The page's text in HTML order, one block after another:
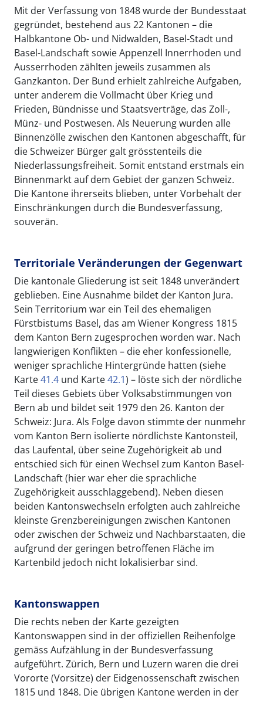
Mit der Verfassung von 1848 wurde der Bundesstaat
gegründet, bestehend aus 22 Kantonen – die
Halbkantone Ob- und Nidwalden, Basel-Stadt und
Basel-Landschaft sowie Appenzell Innerrhoden und
Ausserrhoden zählten jeweils zusammen als
Ganzkanton. Der Bund erhielt zahlreiche Aufgaben,
unter anderem die Vollmacht über Krieg und
Frieden, Bündnisse und Staatsverträge, das Zoll-,
Münz- und Postwesen. Als Neuerung wurden alle
Binnenzölle zwischen den Kantonen abgeschafft, für
die Schweizer Bürger galt grösstenteils die
Niederlassungsfreiheit. Somit entstand erstmals ein
Binnenmarkt auf dem Gebiet der ganzen Schweiz.
Die Kantone ihrerseits blieben, unter Vorbehalt der
Einschränkungen durch die Bundesverfassung,
souverän.
Territoriale Veränderungen der Gegenwart
Die kantonale Gliederung ist seit 1848 unverändert
geblieben. Eine Ausnahme bildet der Kanton Jura.
Sein Territorium war ein Teil des ehemaligen
Fürstbistums Basel, das am Wiener Kongress 1815
dem Kanton Bern zugesprochen worden war. Nach
langwierigen Konflikten – die eher konfessionelle,
weniger sprachliche Hintergründe hatten (siehe
Karte41.4 und Karte42.1) – löste sich der nördliche
Teil dieses Gebiets über Volksabstimmungen von
Bern ab und bildet seit 1979 den 26. Kanton der
Schweiz: Jura. Als Folge davon stimmte der nunmehr
vom Kanton Bern isolierte nördlichste Kantonsteil,
das Laufental, über seine Zugehörigkeit ab und
entschied sich für einen Wechsel zum Kanton Basel-
Landschaft (hier war eher die sprachliche
Zugehörigkeit ausschlaggebend). Neben diesen
beiden Kantonswechseln erfolgten auch zahlreiche
kleinste Grenzbereinigungen zwischen Kantonen
oder zwischen der Schweiz und Nachbarstaaten, die
aufgrund der geringen betroffenen Fläche im
Kartenbild jedoch nicht lokalisierbar sind.
Kantonswappen
Die rechts neben der Karte gezeigten
Kantonswappen sind in der offiziellen Reihenfolge
gemäss Aufzählung in der Bundesverfassung
aufgeführt. Zürich, Bern und Luzern waren die drei
Vororte (Vorsitze) der Eidgenossenschaft zwischen
1815 und 1848. Die übrigen Kantone werden in der